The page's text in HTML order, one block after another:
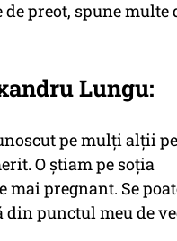
preot, spune multe
Lungu:
pe mulți alții
O știam pe soția
pregnant. Se
din punctul meu de